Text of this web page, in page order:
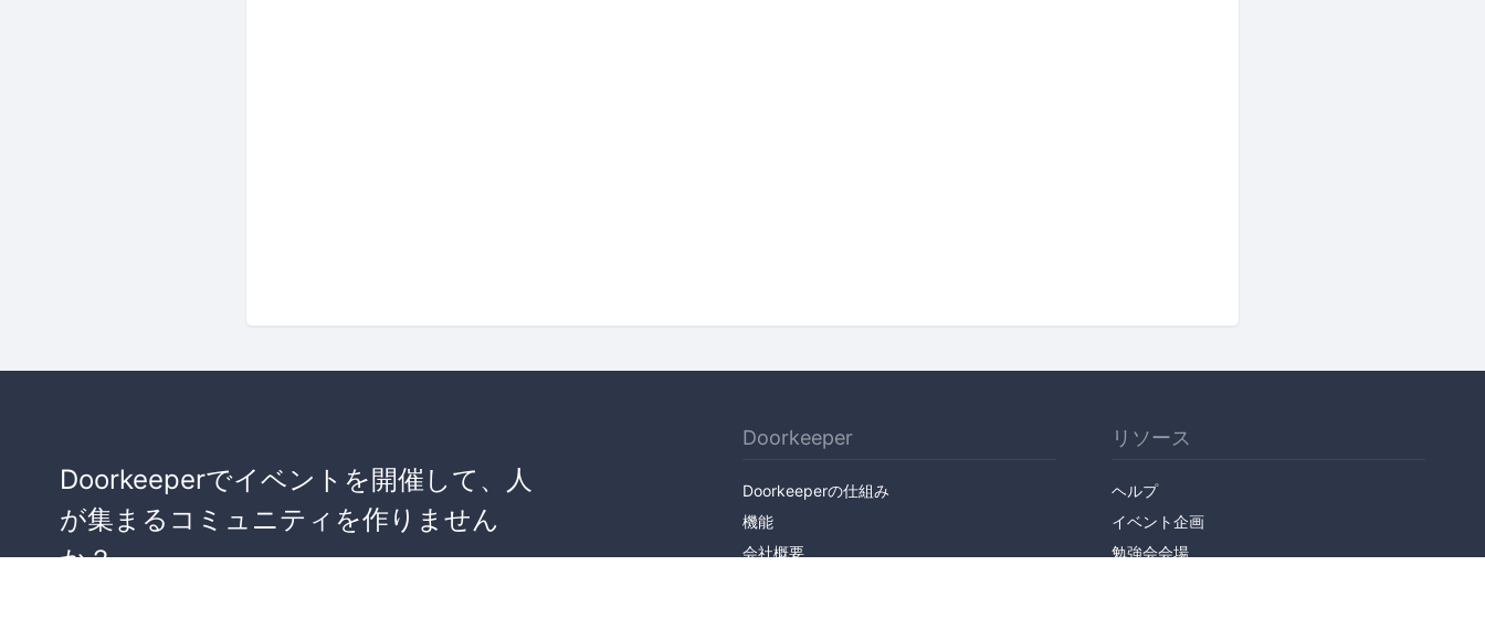
Doorkeeperでイベントを開催して、人
が集まるコミュニティを作りません
か？
Doorkeeper
Doorkeeperの仕組み
機能
会社概要
リソース
ヘルプ
イベント企画
勉強会会場